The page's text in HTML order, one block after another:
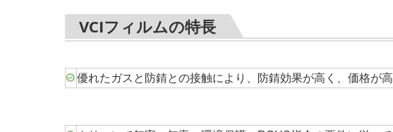
VCIフィルムの特長
優れたガスと防錆との接触により、防錆効果が高く、価格が高